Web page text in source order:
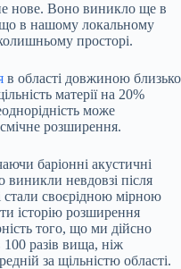
нове. Воно виникло ще в
що в нашому локальному
просторі.
в області довжиною близько
матерії на 20%
може
розширення.
баріонні акустичні
невдовзі після
стали своєрідною мірною
історію розширення
того, що ми дійсно
разів вища, ніж
за щільністю області.